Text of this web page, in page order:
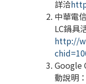
詳洽
中華電
LC鍋具
http://
Google
動說明：